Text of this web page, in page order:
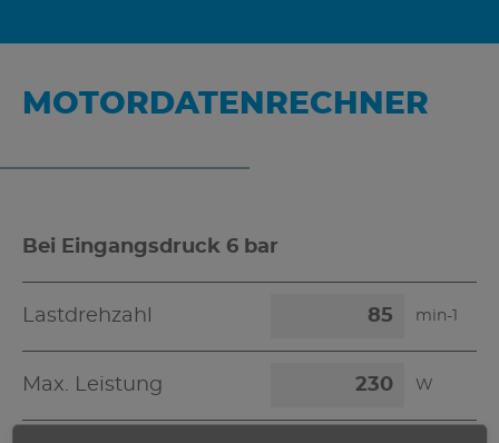
MOTORDATENRECHNER
Bei Eingangsdruck 6 bar
Lastdrehzahl min-1
Max. Leistung W